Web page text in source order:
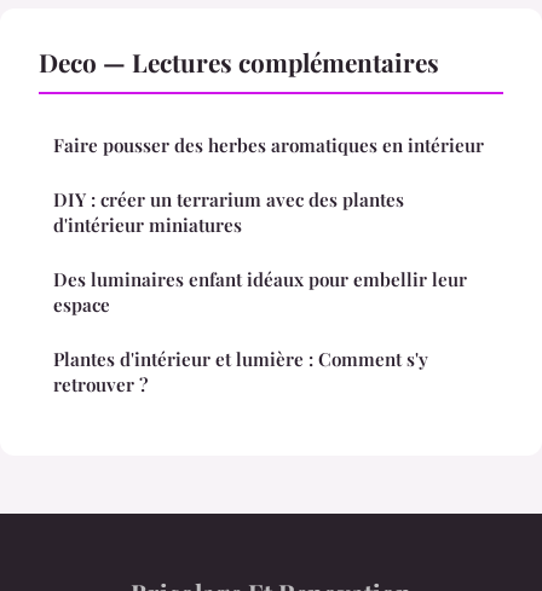
Deco — Lectures complémentaires
Faire pousser des herbes aromatiques en intérieur
DIY : créer un terrarium avec des plantes
d'intérieur miniatures
Des luminaires enfant idéaux pour embellir leur
espace
Plantes d'intérieur et lumière : Comment s'y
retrouver ?